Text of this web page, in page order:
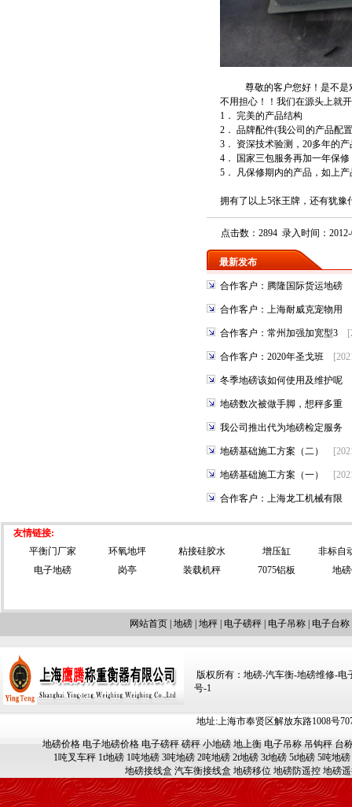
尊敬的客户您好！是不
不用担心！！我们在源头上就
1． 完美的产品结构
2． 品牌配件(我公司的产品配
3． 资深技术验测，20多年的
4． 国家三包服务再加一年保修
5． 凡保修期内的产品，如上
拥有了以上5张王牌，还有犹豫
点击数：2894 录入时间：
最新发布
合作客户：腾隆国际货运地磅
合作客户：上海耐威克宠物用
合作客户：常州加强加宽型3
合作客户：2020年圣戈班
冬季地磅该如何使用及维护呢
地磅数次被做手脚，想秤多重
我公司推出代为地磅检定服务
地磅基础施工方案（二）
地磅基础施工方案（一）
合作客户：上海龙工机械有限
友情链接:
平衡门厂家
环氧地坪 粘接硅胶水 增压缸
非标自
电子地磅
岗亭 装载机秤 7075铝板 地
网站首页 地磅 地秤 电子磅秤 电子吊称 电子台称
版权所有：地磅-汽车衡-地磅维修-电
号-1
地址:上海市奉贤区解放东路1008号
地磅价格 电子地磅价格 电子磅秤 磅秤 小地磅 地上衡 电子吊称 吊钩秤 台
1吨叉车秤 1t地磅 1吨地磅 3吨地磅 2吨地磅 2t地磅 3t地磅 5t地磅 5吨地磅
地磅接线盒 汽车衡接线盒 地磅移位 地磅防遥控 地磅